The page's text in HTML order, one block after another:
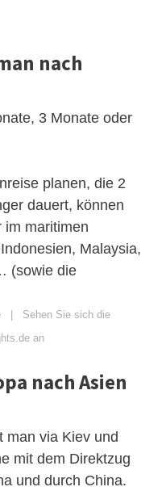
nach
3 Monate oder
planen, die 2
dauert, können
im maritimen
Malaysia,
(sowie die
Sehen Sie sich die
an
nach Asien
man via Kiev und
mit dem Direktzug
und durch China.